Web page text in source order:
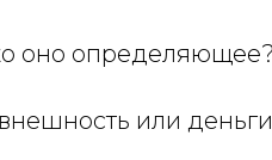
оно определяющее?
или